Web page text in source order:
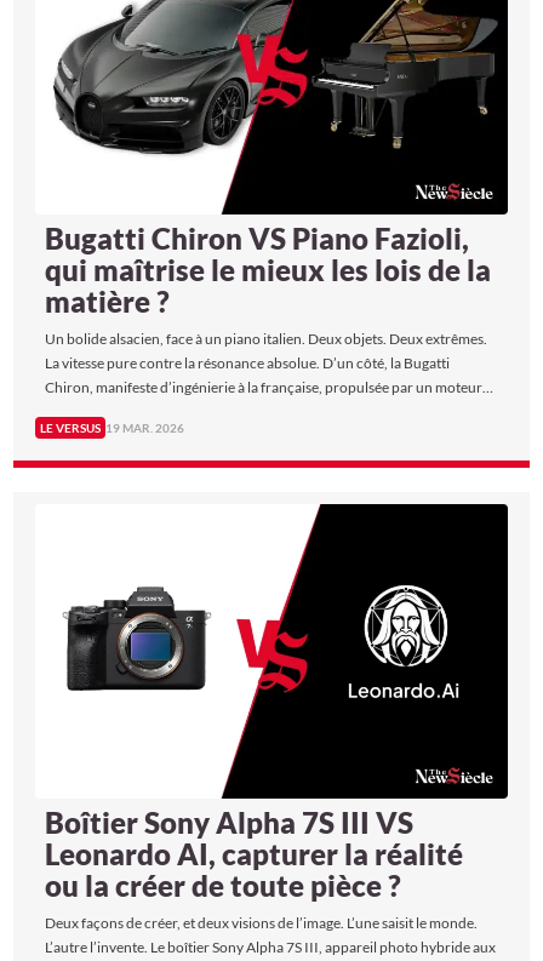
Bugatti Chiron VS Piano Fazioli,
qui maîtrise le mieux les lois de la
matière ?
Un bolide alsacien, face à un piano italien. Deux objets. Deux extrêmes.
La vitesse pure contre la résonance absolue. D’un côté, la Bugatti
Chiron, manifeste d’ingénierie à la française, propulsée par un moteur
F308, le plus long piano à queue jamais construit, conçu pour
envelopper une salle entière de sonorités majestueuses. L’un cherche
compétence : une main d’exception. The New Siècle les a placés face à
LE VERSUS 19 MAR. 2026
Boîtier Sony Alpha 7S III VS
Leonardo AI, capturer la réalité
ou la créer de toute pièce ?
Deux façons de créer, et deux visions de l’image. L’une saisit le monde.
L’autre l’invente. Le boîtier Sony Alpha 7S III, appareil photo hybride aux